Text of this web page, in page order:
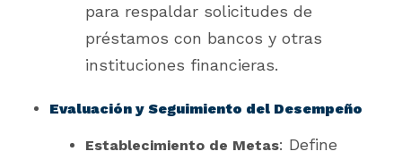
para respaldar solicitudes de
préstamos con bancos y otras
instituciones financieras.
Evaluación y Seguimiento del Desempeño
Establecimiento de Metas: Define